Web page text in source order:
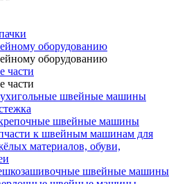
оборудованию
оборудованию
части
части
швейные машины
швейные машины
к швейным машинам для
материалов, обуви,
швейные машины